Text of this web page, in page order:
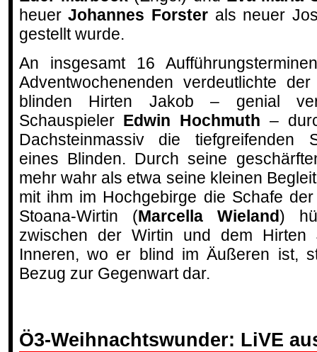
heuerJohannes Forsterals neuer
gestellt wurde.
An insgesamt 16
Adventwochenenden verdeutlichte
blinden Hirten Jakob – genial
Schauspieler Edwin Hochmuth –
Dachsteinmassiv die tiefgreifenden
eines Blinden. Durch seine
mehr wahr als etwa seine kleinen
mit ihm im Hochgebirge die Schafe
Stoana-Wirtin (Marcella Wieland)
zwischen der Wirtin und dem
Inneren, wo er blind im Äußeren ist,
Bezug zur Gegenwart dar.
Ö3-Weihnachtswunder: LiVE